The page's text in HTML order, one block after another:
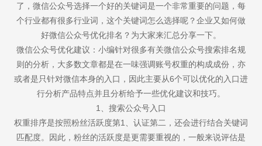
了，微信公众号选择一个好的关键词是一个非常重要的问题，每
个行业都有很多行业词，这个关键词怎么选择呢？企业又如何做
好微信公众号优化排名？为大家来汇总分享一下。
微信公众号优化建议：小编针对很多有关微信公众号搜索排名规
则的分析，大多数文章都是在一味强调账号权重的构成成份，亦
或者是只针对微信本身的入口，因此主要从6个可以优化的入口进
行分析产品特点并且分析给予一些优化建议和技巧。
1、搜索公众号入口
权重排序是按照粉丝活跃度第1、认证第二，还会进行结合关键词
匹配度。因此，粉丝的活跃度是更需要重视的，一般来说评估是